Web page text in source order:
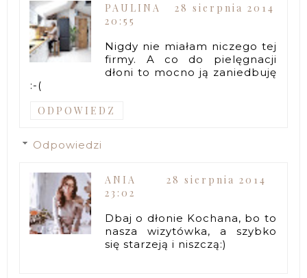
PAULINA
28 sierpnia 2014
20:55
Nigdy nie miałam niczego tej
firmy. A co do pielęgnacji
dłoni to mocno ją zaniedbuję
:-(
ODPOWIEDZ
Odpowiedzi
ANIA
28 sierpnia 2014
23:02
Dbaj o dłonie Kochana, bo to
nasza wizytówka, a szybko
się starzeją i niszczą:)